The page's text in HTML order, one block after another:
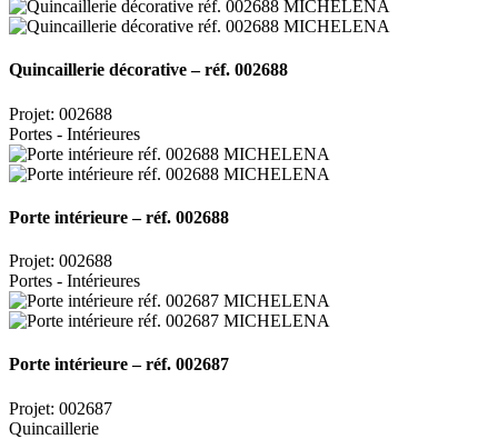
Quincaillerie décorative – réf. 002688
Projet: 002688
Portes - Intérieures
Porte intérieure – réf. 002688
Projet: 002688
Portes - Intérieures
Porte intérieure – réf. 002687
Projet: 002687
Quincaillerie